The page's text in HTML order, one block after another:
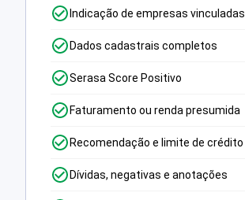
Indicação de empresas vinculadas
Dados cadastrais completos
Serasa Score Positivo
Faturamento ou renda presumida
Recomendação e limite de crédito
Dívidas, negativas e anotações